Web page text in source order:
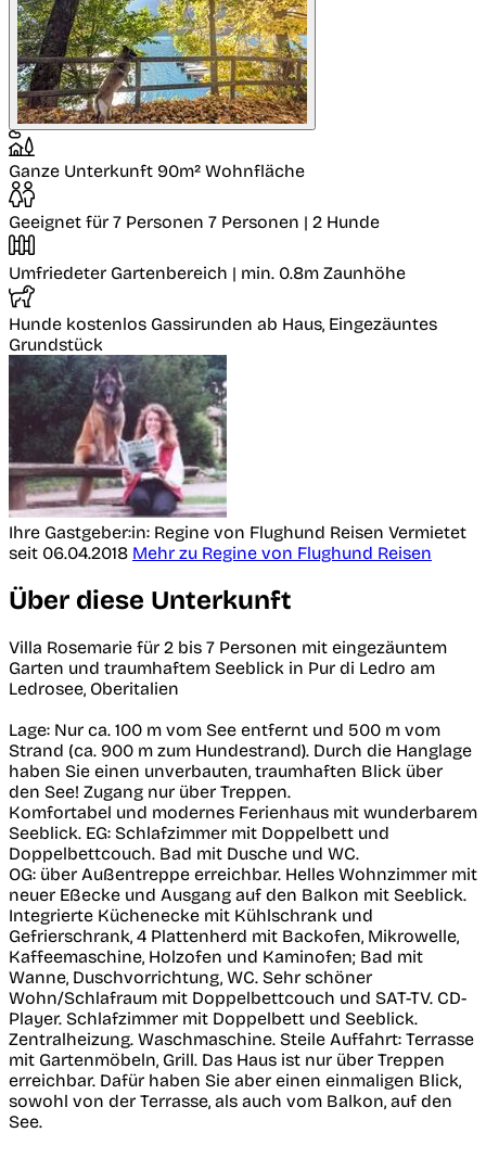
Ganze Unterkunft 90m² Wohnfläche
Geeignet für 7 Personen 7 Personen | 2 Hunde
Umfriedeter Gartenbereich | min. 0.8m Zaunhöhe
Hunde kostenlos Gassirunden ab Haus, Eingezäuntes
Grundstück
Ihre Gastgeber:in: Regine von Flughund Reisen Vermietet
seit 06.04.2018 Mehr zu Regine von Flughund Reisen
Über diese Unterkunft
Villa Rosemarie für 2 bis 7 Personen mit eingezäuntem
Garten und traumhaftem Seeblick in Pur di Ledro am
Ledrosee, Oberitalien
Lage: Nur ca. 100 m vom See entfernt und 500 m vom
Strand (ca. 900 m zum Hundestrand). Durch die Hanglage
haben Sie einen unverbauten, traumhaften Blick über
den See! Zugang nur über Treppen.
Komfortabel und modernes Ferienhaus mit wunderbarem
Seeblick. EG: Schlafzimmer mit Doppelbett und
Doppelbettcouch. Bad mit Dusche und WC.
OG: über Außentreppe erreichbar. Helles Wohnzimmer mit
neuer Eßecke und Ausgang auf den Balkon mit Seeblick.
Integrierte Küchenecke mit Kühlschrank und
Gefrierschrank, 4 Plattenherd mit Backofen, Mikrowelle,
Kaffeemaschine, Holzofen und Kaminofen; Bad mit
Wanne, Duschvorrichtung, WC. Sehr schöner
Wohn/Schlafraum mit Doppelbettcouch und SAT-TV. CD-
Player. Schlafzimmer mit Doppelbett und Seeblick.
Zentralheizung. Waschmaschine. Steile Auffahrt: Terrasse
mit Gartenmöbeln, Grill. Das Haus ist nur über Treppen
erreichbar. Dafür haben Sie aber einen einmaligen Blick,
sowohl von der Terrasse, als auch vom Balkon, auf den
See.